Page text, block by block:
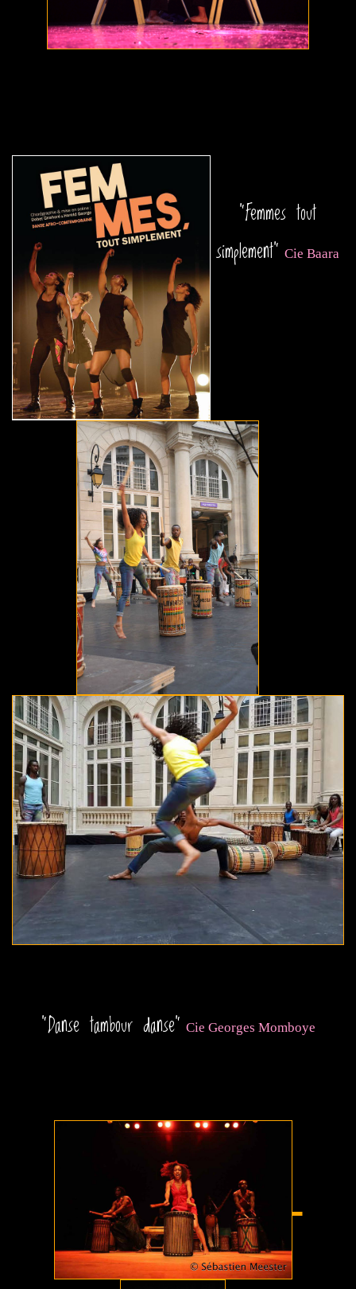
"Femmes tout
simplement" Cie Baara
"Danse tambour danse" Cie Georges Momboye